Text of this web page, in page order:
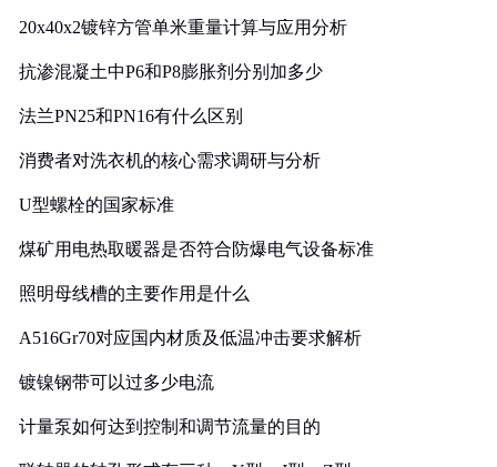
20x40x2镀锌方管单米重量计算与应用分析
抗渗混凝土中P6和P8膨胀剂分别加多少
法兰PN25和PN16有什么区别
消费者对洗衣机的核心需求调研与分析
U型螺栓的国家标准
煤矿用电热取暖器是否符合防爆电气设备标准
照明母线槽的主要作用是什么
A516Gr70对应国内材质及低温冲击要求解析
镀镍钢带可以过多少电流
计量泵如何达到控制和调节流量的目的